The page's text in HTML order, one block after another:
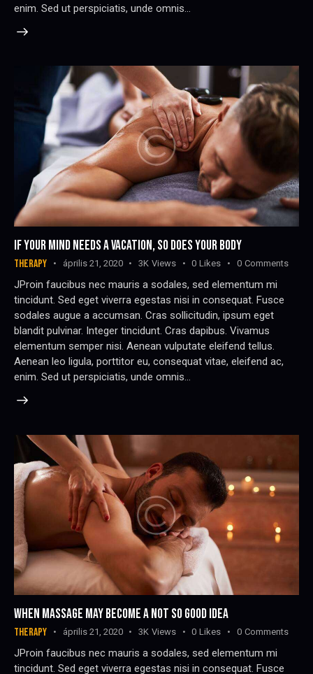
enim. Sed ut perspiciatis, unde omnis…
IF YOUR MIND NEEDS A VACATION, SO DOES YOUR BODY
THERAPY április 21, 2020 3K Views 0 Likes 0 Comments
JProin faucibus nec mauris a sodales, sed elementum mi
tincidunt. Sed eget viverra egestas nisi in consequat. Fusce
sodales augue a accumsan. Cras sollicitudin, ipsum eget
blandit pulvinar. Integer tincidunt. Cras dapibus. Vivamus
elementum semper nisi. Aenean vulputate eleifend tellus.
Aenean leo ligula, porttitor eu, consequat vitae, eleifend ac,
enim. Sed ut perspiciatis, unde omnis…
WHEN MASSAGE MAY BECOME A NOT SO GOOD IDEA
THERAPY április 21, 2020 3K Views 0 Likes 0 Comments
JProin faucibus nec mauris a sodales, sed elementum mi
tincidunt. Sed eget viverra egestas nisi in consequat. Fusce